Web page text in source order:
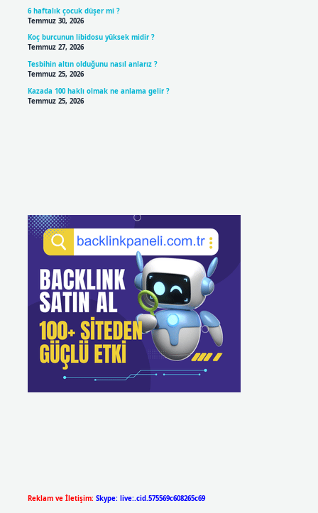
6 haftalık çocuk düşer mi ?
Temmuz 30, 2026
Koç burcunun libidosu yüksek midir ?
Temmuz 27, 2026
Tesbihin altın olduğunu nasıl anlarız ?
Temmuz 25, 2026
Kazada 100 haklı olmak ne anlama gelir ?
Temmuz 25, 2026
Reklam ve İletişim: Skype: live:.cid.575569c608265c69